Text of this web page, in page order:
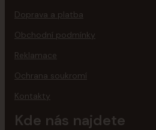
Doprava a platba
Obchodní podmínky
Reklamace
Ochrana soukromí
Kontakty
Kde nás najdete